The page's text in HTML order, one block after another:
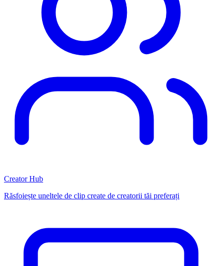
Creator Hub
Răsfoiește uneltele de clip create de creatorii tăi preferați